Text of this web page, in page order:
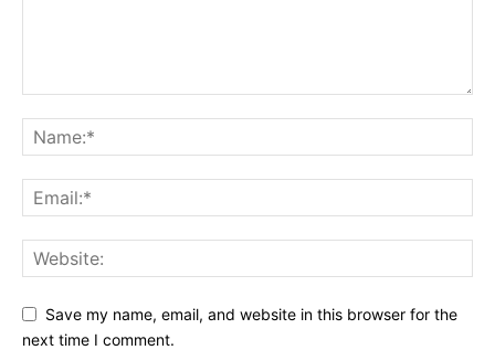
Save my name, email, and website in this browser for the
next time I comment.